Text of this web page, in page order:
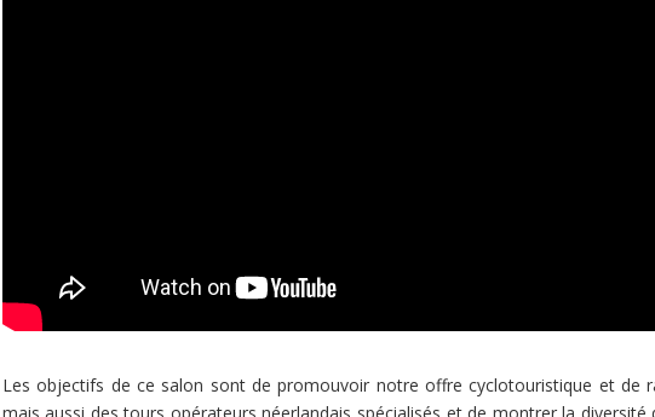
Les objectifs de ce salon sont de promouvoir notre offre cyclotouristique et de